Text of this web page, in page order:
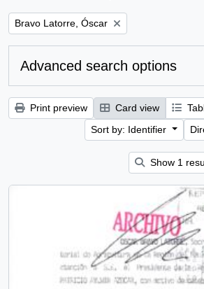
Remove filter:
Bravo Latorre, Óscar
Advanced search options
Print preview Card view
Sort by: Identifier
Show 1